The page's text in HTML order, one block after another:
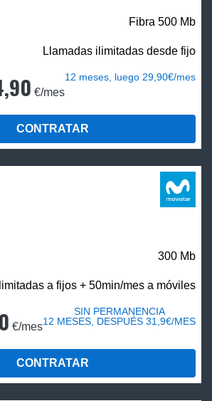
Fibra 500 Mb
Llamadas ilimitadas desde fijo
€/mes
12 meses, luego 29,90€/mes
CONTRATAR
300 Mb
a fijos + 50min/mes a móviles
€/mes
SIN PERMANENCIA
12 MESES, DESPUÉS 31,9€/MES
CONTRATAR